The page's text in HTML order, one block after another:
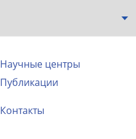
Научные центры
Публикации
Контакты